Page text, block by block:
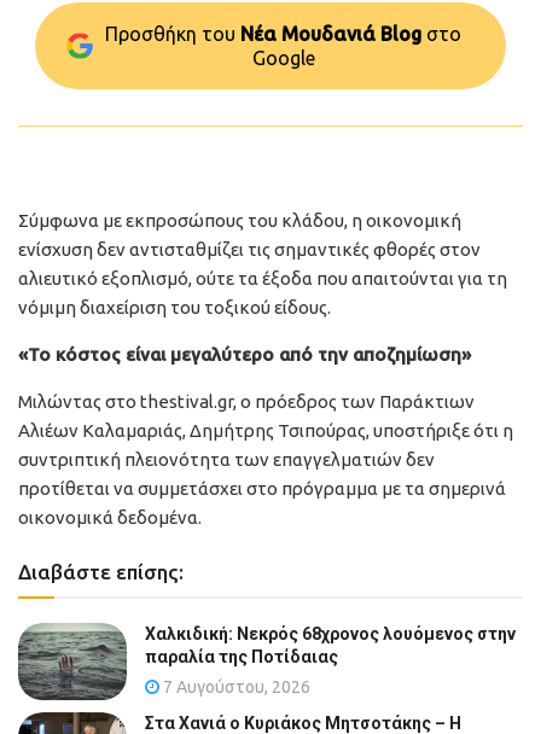
Προσθήκη του Νέα Μουδανιά Blog στo
Google
Σύμφωνα με εκπροσώπους του κλάδου, η οικονομική
ενίσχυση δεν αντισταθμίζει τις σημαντικές φθορές στον
αλιευτικό εξοπλισμό, ούτε τα έξοδα που απαιτούνται για τη
νόμιμη διαχείριση του τοξικού είδους.
«Το κόστος είναι μεγαλύτερο από την αποζημίωση»
Μιλώντας στο thestival.gr, ο πρόεδρος των Παράκτιων
Αλιέων Καλαμαριάς, Δημήτρης Τσιπούρας, υποστήριξε ότι η
συντριπτική πλειονότητα των επαγγελματιών δεν
προτίθεται να συμμετάσχει στο πρόγραμμα με τα σημερινά
οικονομικά δεδομένα.
Διαβάστε επίσης:
Χαλκιδική: Νεκρός 68χρονος λουόμενος στην
παραλία της Ποτίδαιας
7 Αυγούστου, 2026
Στα Χανιά ο Κυριάκος Μητσοτάκης – Η